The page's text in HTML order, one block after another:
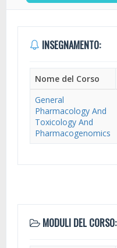
INSEGNAMENTO:
Nome del Corso
General
Pharmacology And
Toxicology And
Pharmacogenomics
MODULI DEL CORSO: